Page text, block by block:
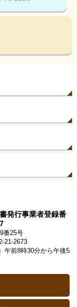
行事業者登録番
番25号
21-2673
午前8時30分から午後5